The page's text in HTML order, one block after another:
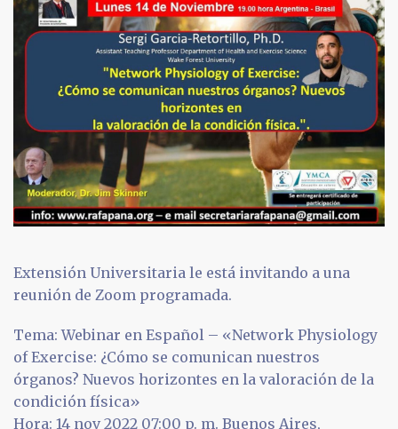
Extensión Universitaria le está invitando a una
reunión de Zoom programada.
Tema: Webinar en Español – «Network Physiology
of Exercise: ¿Cómo se comunican nuestros
órganos? Nuevos horizontes en la valoración de la
condición física»
Hora: 14 nov 2022 07:00 p. m. Buenos Aires,